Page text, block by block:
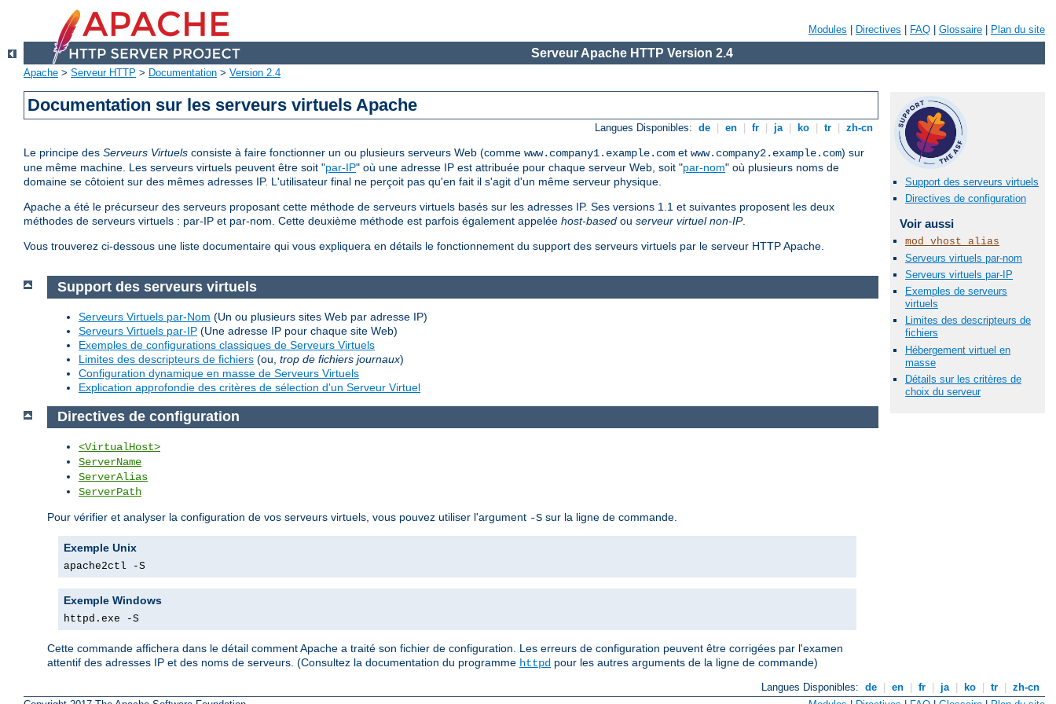
Modules Directives FAQ Glossaire Plan du site
Serveur Apache HTTP Version 2.4
Apache > Serveur HTTP > Documentation > Version 2.4
Documentation sur les serveurs virtuels Apache
Langues Disponibles: de en fr ja ko tr zh-cn
Le principe des Serveurs Virtuels consiste à faire fonctionner un ou plusieurs serveurs Web (comme www.company1.example.com et www.company2.example.com) sur
une même machine. Les serveurs virtuels peuvent être soit "par-IP" où une adresse IP est attribuée pour chaque serveur Web, soit "par-nom" où plusieurs noms de
domaine se côtoient sur des mêmes adresses IP. L'utilisateur final ne perçoit pas qu'en fait il s'agit d'un même serveur physique.
Apache a été le précurseur des serveurs proposant cette méthode de serveurs virtuels basés sur les adresses IP. Ses versions 1.1 et suivantes proposent les deux
méthodes de serveurs virtuels : par-IP et par-nom. Cette deuxième méthode est parfois également appelée host-based ou serveur virtuel non-IP.
Vous trouverez ci-dessous une liste documentaire qui vous expliquera en détails le fonctionnement du support des serveurs virtuels par le serveur HTTP Apache.
Support des serveurs virtuels
Directives de configuration
Voir aussi
mod_vhost_alias
Serveurs virtuels par-nom
Serveurs virtuels par-IP
Exemples de serveurs
virtuels
Limites des descripteurs de
fichiers
Hébergement virtuel en
masse
Détails sur les critères de
choix du serveur
Support des serveurs virtuels
Serveurs Virtuels par-Nom (Un ou plusieurs sites Web par adresse IP)
Serveurs Virtuels par-IP (Une adresse IP pour chaque site Web)
Exemples de configurations classiques de Serveurs Virtuels
Limites des descripteurs de fichiers (ou, trop de fichiers journaux)
Configuration dynamique en masse de Serveurs Virtuels
Explication approfondie des critères de sélection d'un Serveur Virtuel
Directives de configuration
<VirtualHost>
ServerName
ServerAlias
ServerPath
Pour vérifier et analyser la configuration de vos serveurs virtuels, vous pouvez utiliser l'argument -S sur la ligne de commande.
Exemple Unix
apache2ctl -S
Exemple Windows
httpd.exe -S
Cette commande affichera dans le détail comment Apache a traité son fichier de configuration. Les erreurs de configuration peuvent être corrigées par l'examen
attentif des adresses IP et des noms de serveurs. (Consultez la documentation du programme httpd pour les autres arguments de la ligne de commande)
Langues Disponibles: de en fr ja ko tr
zh-cn